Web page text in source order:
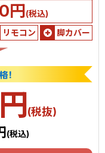
円(税込)
リモコン
脚カバー
円(税抜)
(税込)